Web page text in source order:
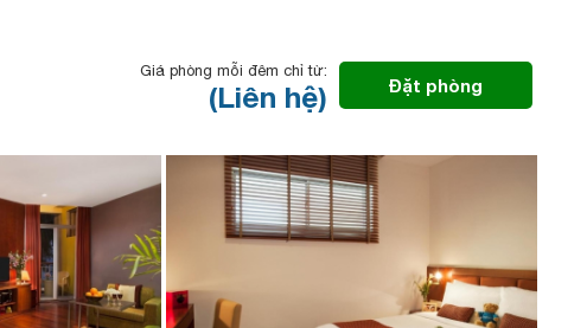
Giá phòng mỗi đêm chỉ từ:
(Liên hệ) Đặt phòng